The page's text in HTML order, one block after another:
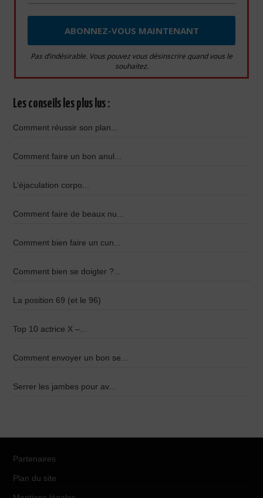
Pas d’indésirable. Vous pouvez vous désinscrire quand vous le
souhaitez.
Les conseils les plus lus :
Comment réussir son plan...
Comment faire un bon anul...
L’éjaculation corpo...
Comment faire de beaux nu...
Comment bien faire un cun...
Comment bien se doigter ?...
La position 69 (et le 96)
Top 10 actrice X –...
Comment envoyer un bon se...
Serrer les jambes pour av...
Partenaires
Plan du site